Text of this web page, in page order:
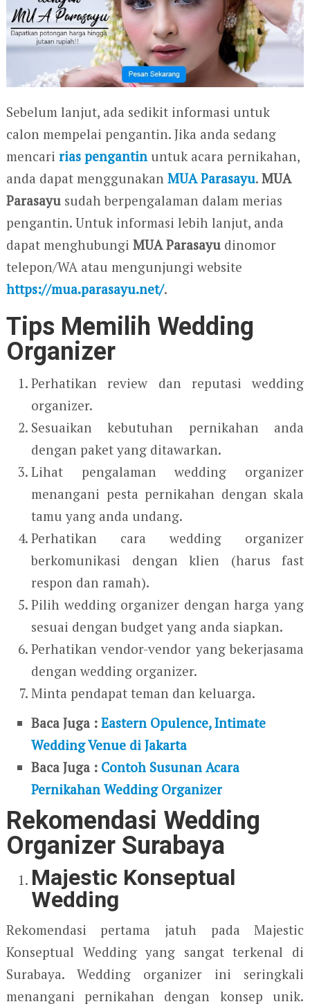
Sebelum lanjut, ada sedikit informasi untuk
calon mempelai pengantin. Jika anda sedang
mencari rias pengantinuntuk acara pernikahan,
anda dapat menggunakan MUA Parasayu. MUA
Parasayusudah berpengalaman dalam merias
pengantin. Untuk informasi lebih lanjut, anda
dapat menghubungi MUA Parasayudinomor
telepon/WA atau mengunjungi website
https://mua.parasayu.net/.
Tips Memilih Wedding
Organizer
Perhatikan review dan reputasi wedding
organizer.
Sesuaikan kebutuhan pernikahan anda
dengan paket yang ditawarkan.
Lihat pengalaman wedding organizer
menangani pesta pernikahan dengan skala
tamu yang anda undang.
Perhatikan cara wedding organizer
berkomunikasi dengan klien (harus fast
respon dan ramah).
Pilih wedding organizer dengan harga yang
sesuai dengan budget yang anda siapkan.
Perhatikan vendor-vendor yang bekerjasama
dengan wedding organizer.
Minta pendapat teman dan keluarga.
Baca Juga :Eastern Opulence, Intimate
Wedding Venue di Jakarta
Baca Juga : Contoh Susunan Acara
Pernikahan Wedding Organizer
Rekomendasi Wedding
Organizer Surabaya
Majestic Konseptual
Wedding
Rekomendasi pertama jatuh pada Majestic
Konseptual Wedding yang sangat terkenal di
Surabaya. Wedding organizer ini seringkali
menangani pernikahan dengan konsep unik.